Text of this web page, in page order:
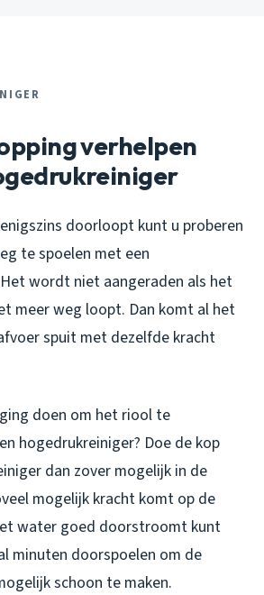
verhelpen
doorloopt kunt u proberen
te spoelen met een
wordt niet aangeraden als het
meer weg loopt. Dan komt al het
spuit met dezelfde kracht
doen om het riool te
hogedrukreiniger? Doe de kop
dan zover mogelijk in de
mogelijk kracht komt op de
water goed doorstroomt kunt
minuten doorspoelen om de
schoon te maken.